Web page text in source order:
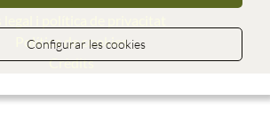
Política de cookies
Crèdits
Configurar les cookies